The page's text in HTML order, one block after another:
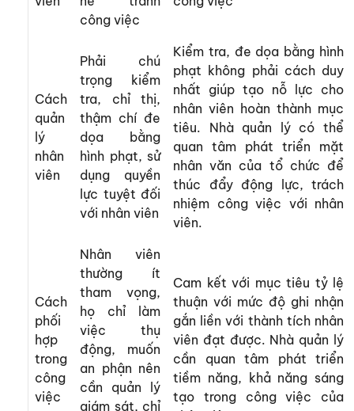
công việc
Cách
quản
lý
nhân
viên
Phải chú
trọng kiểm
tra, chỉ thị,
thậm chí đe
dọa bằng
hình phạt, sử
dụng quyền
lực tuyệt đối
với nhân viên
Kiểm tra, đe dọa bằng hình
phạt không phải cách duy
nhất giúp tạo nỗ lực cho
nhân viên hoàn thành mục
tiêu. Nhà quản lý có thể
quan tâm phát triển mặt
nhân văn của tổ chức để
thúc đẩy động lực, trách
nhiệm công việc với nhân
viên.
Cách
phối
hợp
trong
công
việc
Nhân viên
thường ít
tham vọng,
họ chỉ làm
việc thụ
động, muốn
an phận nên
cần quản lý
giám sát, chỉ
Cam kết với mục tiêu tỷ lệ
thuận với mức độ ghi nhận
gắn liền với thành tích nhân
viên đạt được. Nhà quản lý
cần quan tâm phát triển
tiềm năng, khả năng sáng
tạo trong công việc của